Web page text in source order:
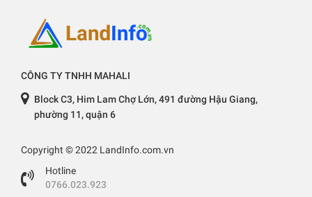
CÔNG TY TNHH MAHALI
Block C3, Him Lam Chợ Lớn, 491 đường Hậu Giang,
phường 11, quận 6
Copyright © 2022 LandInfo.com.vn
Hotline
0766.023.923